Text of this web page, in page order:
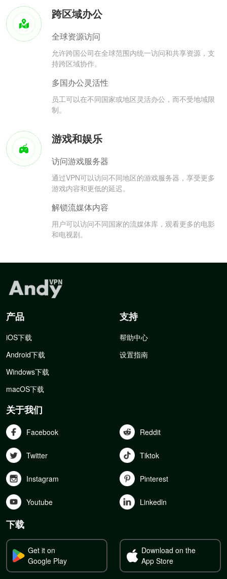
跨区域办公
全球资源访问
允许跨国公司在全球范围内统一访问和共享资源，支
持跨区域协作。
多国办公灵活性
员工可以在不同国家或地区灵活办公，而不受地域限
制。
游戏和娱乐
访问游戏服务器
通过VPN可以访问不同地区的游戏服务器，享受更多
游戏内容和更低的延迟。
解锁流媒体内容
用户可以访问不同国家的流媒体库，观看更多的电影
和电视剧。
产品
iOS下载
Android下载
Windows下载
macOS下载
支持
帮助中心
设置指南
关于我们
Facebook Reddit
Twitter Tiktok
Instagram Pinterest
Youtube Linkedln
下载
Get it on
Google Play
Download on the
App Store